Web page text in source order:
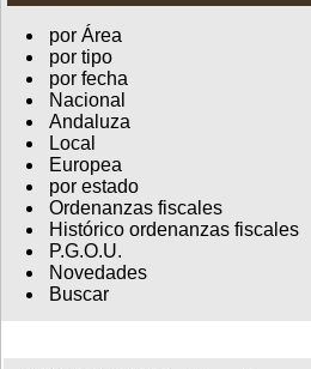
por Área
por tipo
por fecha
Nacional
Andaluza
Local
Europea
por estado
Ordenanzas fiscales
Histórico ordenanzas fiscales
P.G.O.U.
Novedades
Buscar